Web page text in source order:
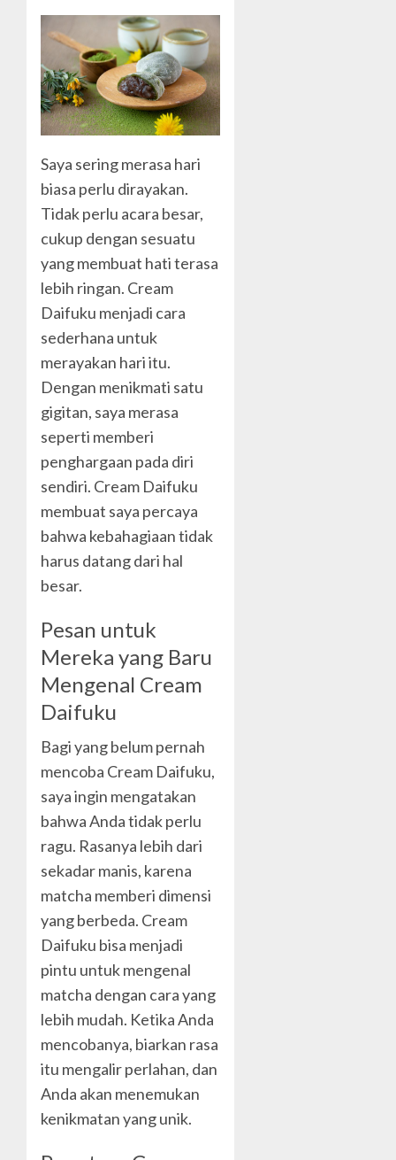
Saya sering merasa hari
biasa perlu dirayakan.
Tidak perlu acara besar,
cukup dengan sesuatu
yang membuat hati terasa
lebih ringan. Cream
Daifuku menjadi cara
sederhana untuk
merayakan hari itu.
Dengan menikmati satu
gigitan, saya merasa
seperti memberi
penghargaan pada diri
sendiri. Cream Daifuku
membuat saya percaya
bahwa kebahagiaan tidak
harus datang dari hal
besar.
Pesan untuk
Mereka yang Baru
Mengenal Cream
Daifuku
Bagi yang belum pernah
mencoba Cream Daifuku,
saya ingin mengatakan
bahwa Anda tidak perlu
ragu. Rasanya lebih dari
sekadar manis, karena
matcha memberi dimensi
yang berbeda. Cream
Daifuku bisa menjadi
pintu untuk mengenal
matcha dengan cara yang
lebih mudah. Ketika Anda
mencobanya, biarkan rasa
itu mengalir perlahan, dan
Anda akan menemukan
kenikmatan yang unik.